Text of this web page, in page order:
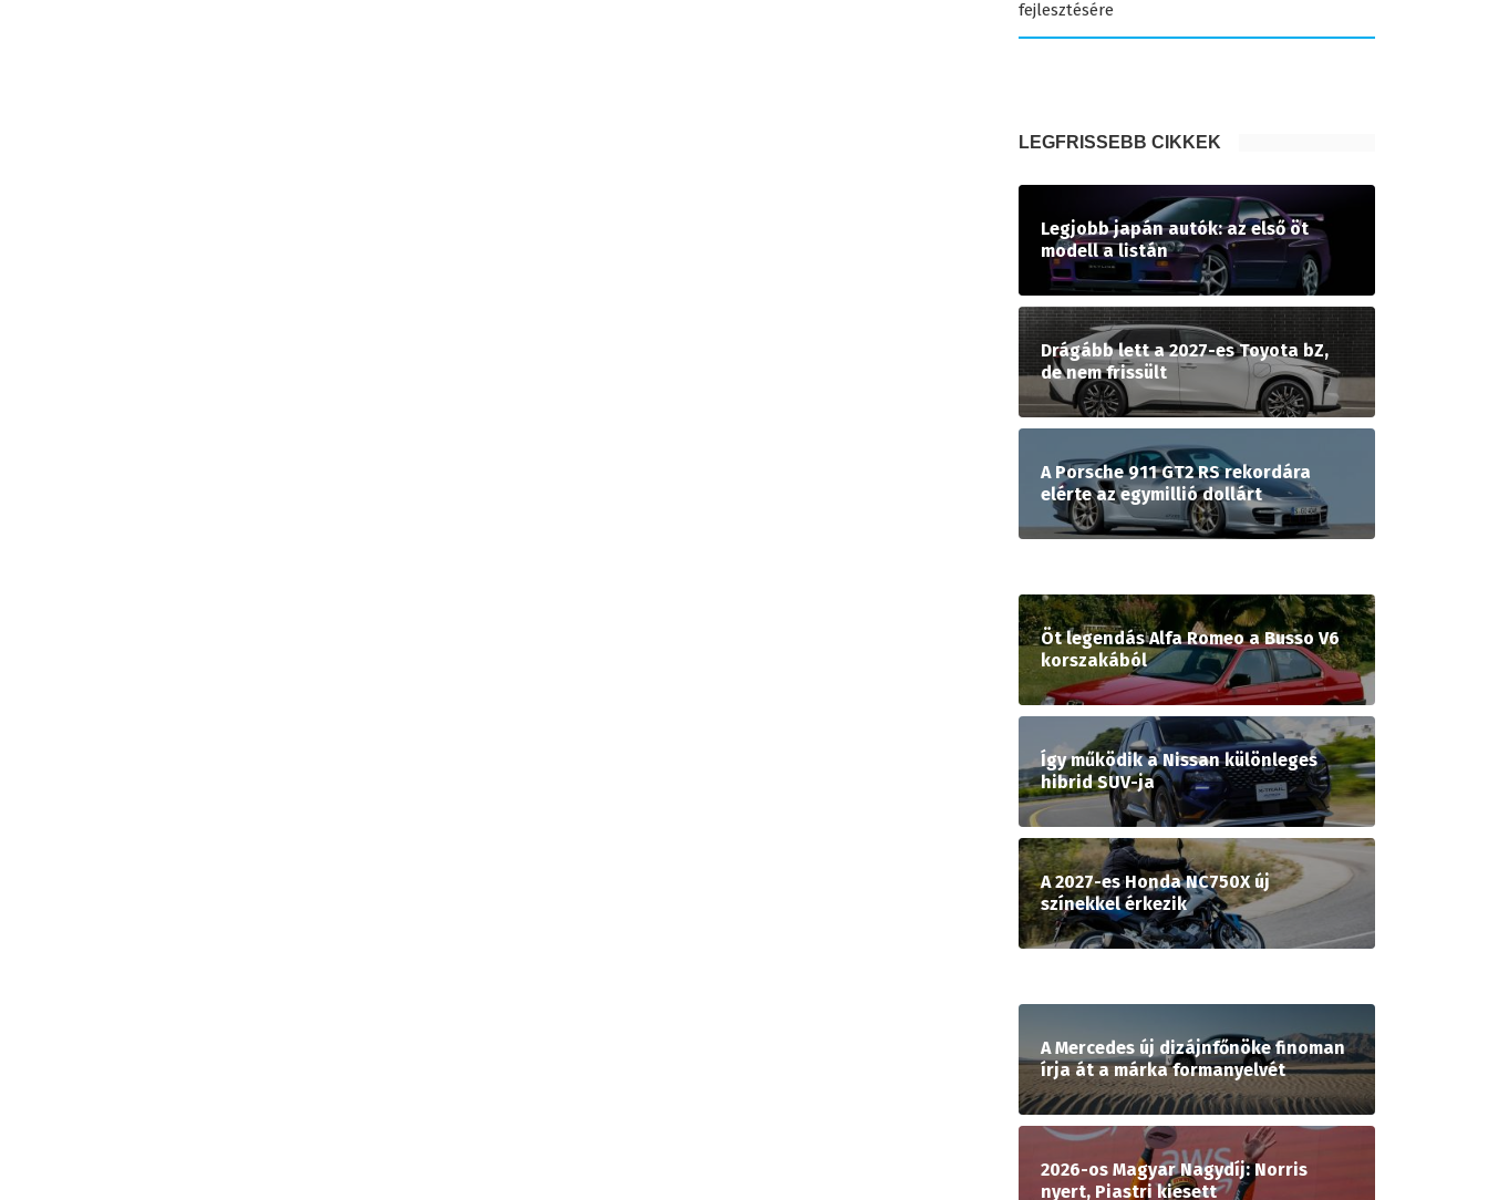
fejlesztésére
LEGFRISSEBB CIKKEK
Legjobb japán autók: az első öt
modell a listán
Drágább lett a 2027-es Toyota bZ,
de nem frissült
A Porsche 911 GT2 RS rekordára
elérte az egymillió dollárt
Öt legendás Alfa Romeo a Busso V6
korszakából
Így működik a Nissan különleges
hibrid SUV-ja
A 2027-es Honda NC750X új
színekkel érkezik
A Mercedes új dizájnfőnöke finoman
írja át a márka formanyelvét
2026-os Magyar Nagydíj: Norris
nyert, Piastri kiesett